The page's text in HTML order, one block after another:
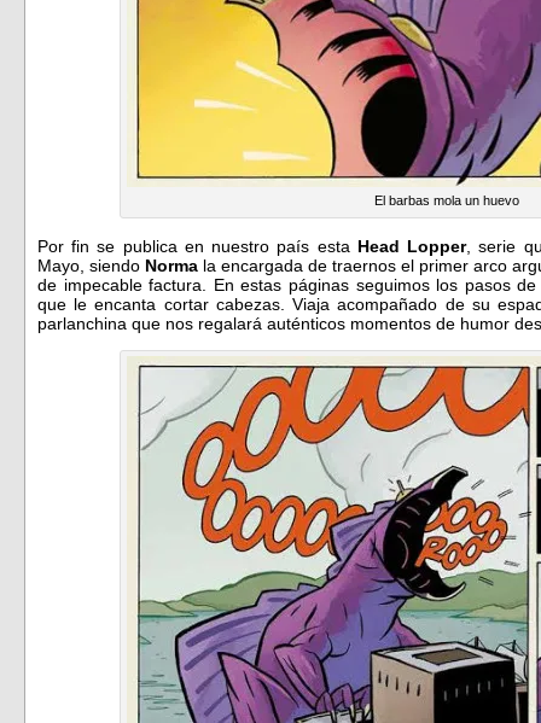
El barbas mola un huevo
Por fin se publica en nuestro país esta Head Lopper, serie
Mayo, siendo Norma la encargada de traernos el primer arco
de impecable factura. En estas páginas seguimos los pasos
que le encanta cortar cabezas. Viaja acompañado de su
parlanchina que nos regalará auténticos momentos de humor